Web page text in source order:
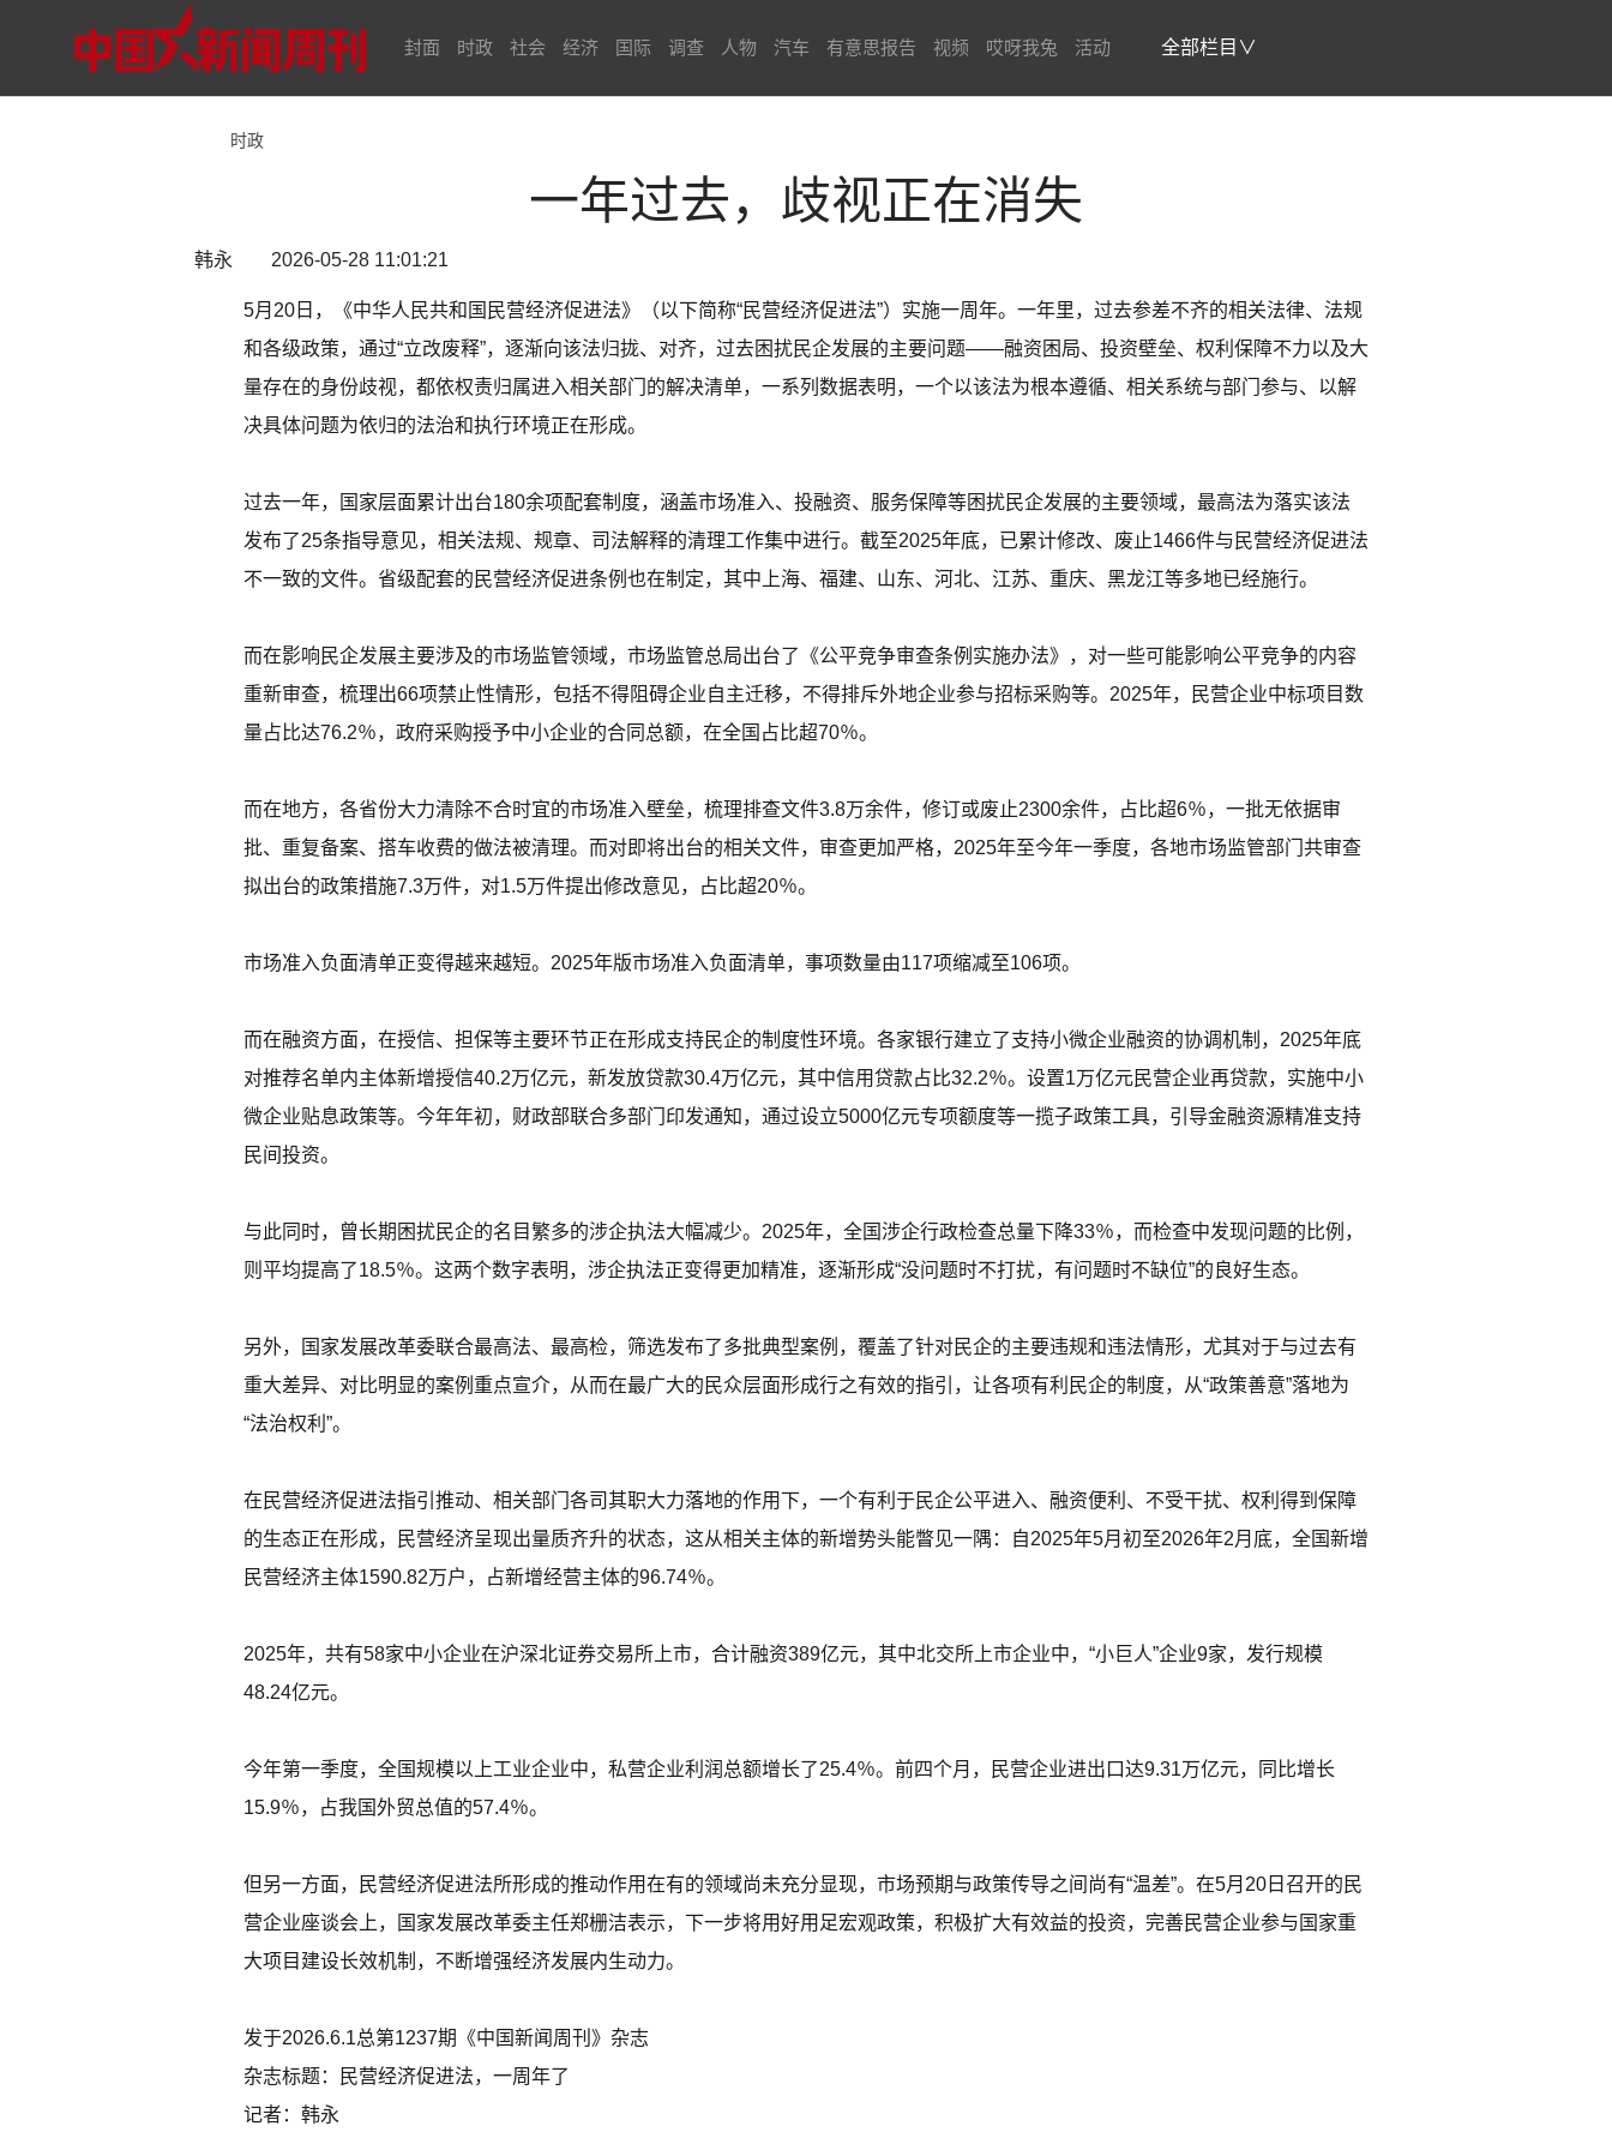
封面 时政 社会 经济 国际 调查 人物 汽车 有意思报告 视频 哎呀我兔 活动 全部栏目∨
时政
一年过去，歧视正在消失
韩永 2026-05-28 11:01:21
5月20日，《中华人民共和国民营经济促进法》（以下简称“民营经济促进法”）实施一周年。一年里，过去参差不齐的相关法律、法规
和各级政策，通过“立改废释”，逐渐向该法归拢、对齐，过去困扰民企发展的主要问题——融资困局、投资壁垒、权利保障不力以及大
量存在的身份歧视，都依权责归属进入相关部门的解决清单，一系列数据表明，一个以该法为根本遵循、相关系统与部门参与、以解
决具体问题为依归的法治和执行环境正在形成。
过去一年，国家层面累计出台180余项配套制度，涵盖市场准入、投融资、服务保障等困扰民企发展的主要领域，最高法为落实该法
发布了25条指导意见，相关法规、规章、司法解释的清理工作集中进行。截至2025年底，已累计修改、废止1466件与民营经济促进法
不一致的文件。省级配套的民营经济促进条例也在制定，其中上海、福建、山东、河北、江苏、重庆、黑龙江等多地已经施行。
而在影响民企发展主要涉及的市场监管领域，市场监管总局出台了《公平竞争审查条例实施办法》，对一些可能影响公平竞争的内容
重新审查，梳理出66项禁止性情形，包括不得阻碍企业自主迁移，不得排斥外地企业参与招标采购等。2025年，民营企业中标项目数
量占比达76.2％，政府采购授予中小企业的合同总额，在全国占比超70％。
而在地方，各省份大力清除不合时宜的市场准入壁垒，梳理排查文件3.8万余件，修订或废止2300余件，占比超6％，一批无依据审
批、重复备案、搭车收费的做法被清理。而对即将出台的相关文件，审查更加严格，2025年至今年一季度，各地市场监管部门共审查
拟出台的政策措施7.3万件，对1.5万件提出修改意见，占比超20％。
市场准入负面清单正变得越来越短。2025年版市场准入负面清单，事项数量由117项缩减至106项。
而在融资方面，在授信、担保等主要环节正在形成支持民企的制度性环境。各家银行建立了支持小微企业融资的协调机制，2025年底
对推荐名单内主体新增授信40.2万亿元，新发放贷款30.4万亿元，其中信用贷款占比32.2％。设置1万亿元民营企业再贷款，实施中小
微企业贴息政策等。今年年初，财政部联合多部门印发通知，通过设立5000亿元专项额度等一揽子政策工具，引导金融资源精准支持
民间投资。
与此同时，曾长期困扰民企的名目繁多的涉企执法大幅减少。2025年，全国涉企行政检查总量下降33％，而检查中发现问题的比例，
则平均提高了18.5％。这两个数字表明，涉企执法正变得更加精准，逐渐形成“没问题时不打扰，有问题时不缺位”的良好生态。
另外，国家发展改革委联合最高法、最高检，筛选发布了多批典型案例，覆盖了针对民企的主要违规和违法情形，尤其对于与过去有
重大差异、对比明显的案例重点宣介，从而在最广大的民众层面形成行之有效的指引，让各项有利民企的制度，从“政策善意”落地为
“法治权利”。
在民营经济促进法指引推动、相关部门各司其职大力落地的作用下，一个有利于民企公平进入、融资便利、不受干扰、权利得到保障
的生态正在形成，民营经济呈现出量质齐升的状态，这从相关主体的新增势头能瞥见一隅：自2025年5月初至2026年2月底，全国新增
民营经济主体1590.82万户，占新增经营主体的96.74％。
2025年，共有58家中小企业在沪深北证券交易所上市，合计融资389亿元，其中北交所上市企业中，“小巨人”企业9家，发行规模
48.24亿元。
今年第一季度，全国规模以上工业企业中，私营企业利润总额增长了25.4％。前四个月，民营企业进出口达9.31万亿元，同比增长
15.9％，占我国外贸总值的57.4％。
但另一方面，民营经济促进法所形成的推动作用在有的领域尚未充分显现，市场预期与政策传导之间尚有“温差”。在5月20日召开的民
营企业座谈会上，国家发展改革委主任郑栅洁表示，下一步将用好用足宏观政策，积极扩大有效益的投资，完善民营企业参与国家重
大项目建设长效机制，不断增强经济发展内生动力。
发于2026.6.1总第1237期《中国新闻周刊》杂志
杂志标题：民营经济促进法，一周年了
记者：韩永